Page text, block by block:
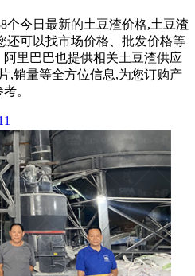
个今日最新的土豆渣价格,土豆渣
还可以找市场价格、批发价格等
里巴巴也提供相关土豆渣供应
,销量等全方位信息,为您订购产
。